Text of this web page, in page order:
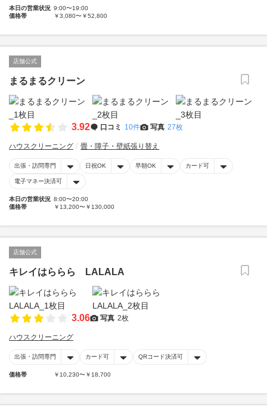
本日の営業状況 9:00〜19:00
価格帯
￥3,080〜￥52,800
店舗公式
まるまるクリーン
3.92 口コミ 10件 写真 27枚
ハウスクリーニング 畳・障子・壁紙張り替え
出張・訪問専門 日祝OK 早朝OK カード可
電子マネー決済可
本日の営業状況 8:00〜20:00
価格帯
￥13,200〜￥130,000
店舗公式
キレイはららら LALALA
3.06 写真 2枚
ハウスクリーニング
出張・訪問専門 カード可 QRコード決済可
価格帯 ￥10,230〜￥18,700